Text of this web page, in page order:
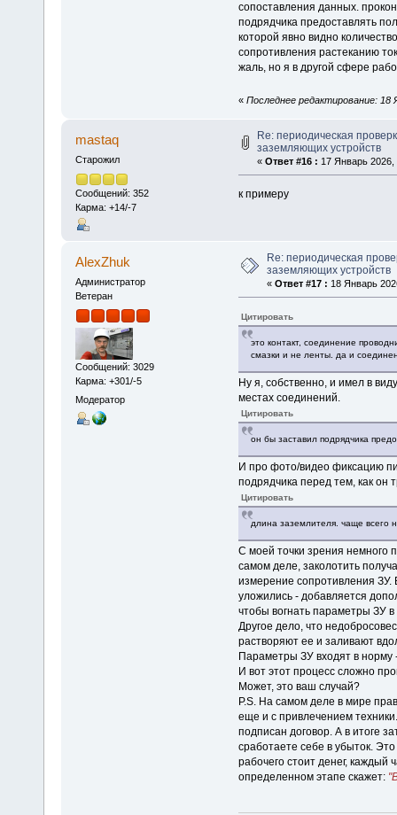
сопоставления данных.
подрядчика предоставлять
которой явно видно
сопротивления растеканию
жаль, но я в другой сфере
« Последнее редактирование: 18
mastaq
Старожил
Сообщений: 352
Карма: +14/-7
Re: периодическая
заземляющих устройств
« Ответ #16 : 17 Январь 2026,
к примеру
AlexZhuk
Администратор
Ветеран
Сообщений: 3029
Карма: +301/-5
Модератор
Re: периодическая
заземляющих устройств
« Ответ #17 : 18 Январь
Цитировать
это контакт, соединение
смазки и не ленты. да и
Ну я, собственно, и имел в
местах соединений.
Цитировать
он бы заставил подрядчика
И про фото/видео фиксацию
подрядчика перед тем, как он
Цитировать
длина заземлителя. чаще всего
С моей точки зрения немного
самом деле, заколотить
измерение сопротивления
уложились - добавляется
чтобы вогнать параметры ЗУ
Другое дело, что
растворяют ее и заливают
Параметры ЗУ входят в норму
И вот этот процесс сложно
Может, это ваш случай?
P.S. На самом деле в мире
еще и с привлечением
подписан договор. А в итоге
сработаете себе в убыток.
рабочего стоит денег, каждый
определенном этапе скажет: